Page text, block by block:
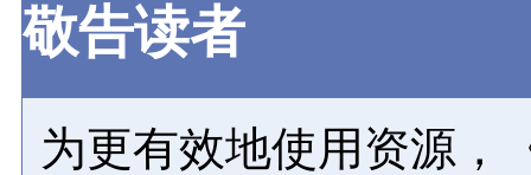
敬告读者
为更有效地使用资源，